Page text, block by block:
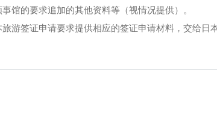
馆的要求追加的其他资料等（视情况提供）。
游签证申请要求提供相应的签证申请材料，交给日